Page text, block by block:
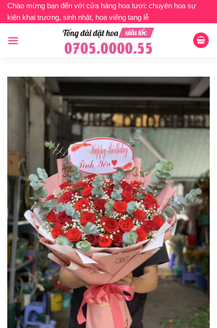
Bỏ
qua
dung
Chào mừng bạn đến với cửa hàng hoa tươi: chuyên hoa sự
kiện khai trương, sinh nhật, hoa viếng tang lễ